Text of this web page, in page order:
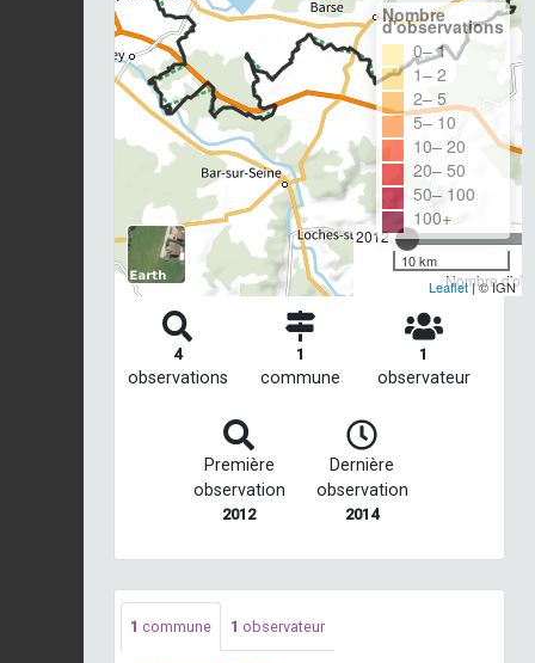
2012
Nombre
Nombre
d'observations
0– 1
1– 2
2– 5
5– 10
10– 20
20– 50
50– 100
100+
10 km
Leaflet| © IGN
4
observations
1
commune
1
observateur
Première
observation
2012
Dernière
observation
2014
1 commune 1 observateur